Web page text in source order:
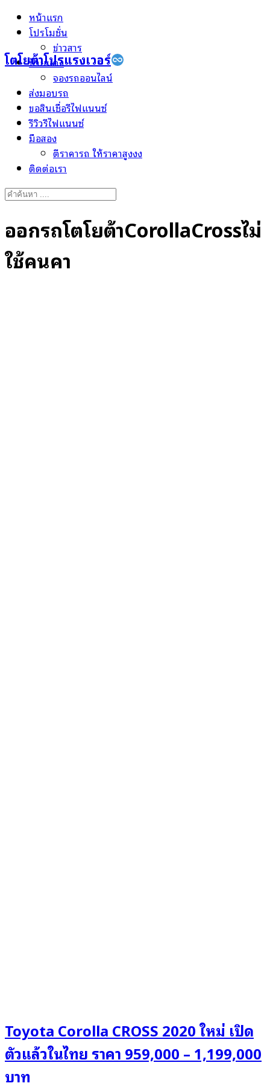
Skip
โตโยต้าโปรแรงเวอร์
หน้าแรก
โปรโมชั่น
ข่าวสาร
ป้ายแดง
จองรถออนไลน์
ส่งมอบรถ
ขอสินเชื่อรีไฟแนนซ์
รีวิวรีไฟแนนซ์
มือสอง
ตีราคารถ ให้ราคาสูงงง
ติดต่อเรา
Search
ออกรถโตโยต้าCorollaCrossไม่
ใช้คนค้ำ
Toyota Corolla CROSS 2020 ใหม่ เปิด
ตัวแล้วในไทย ราคา 959,000 – 1,199,000
บาท